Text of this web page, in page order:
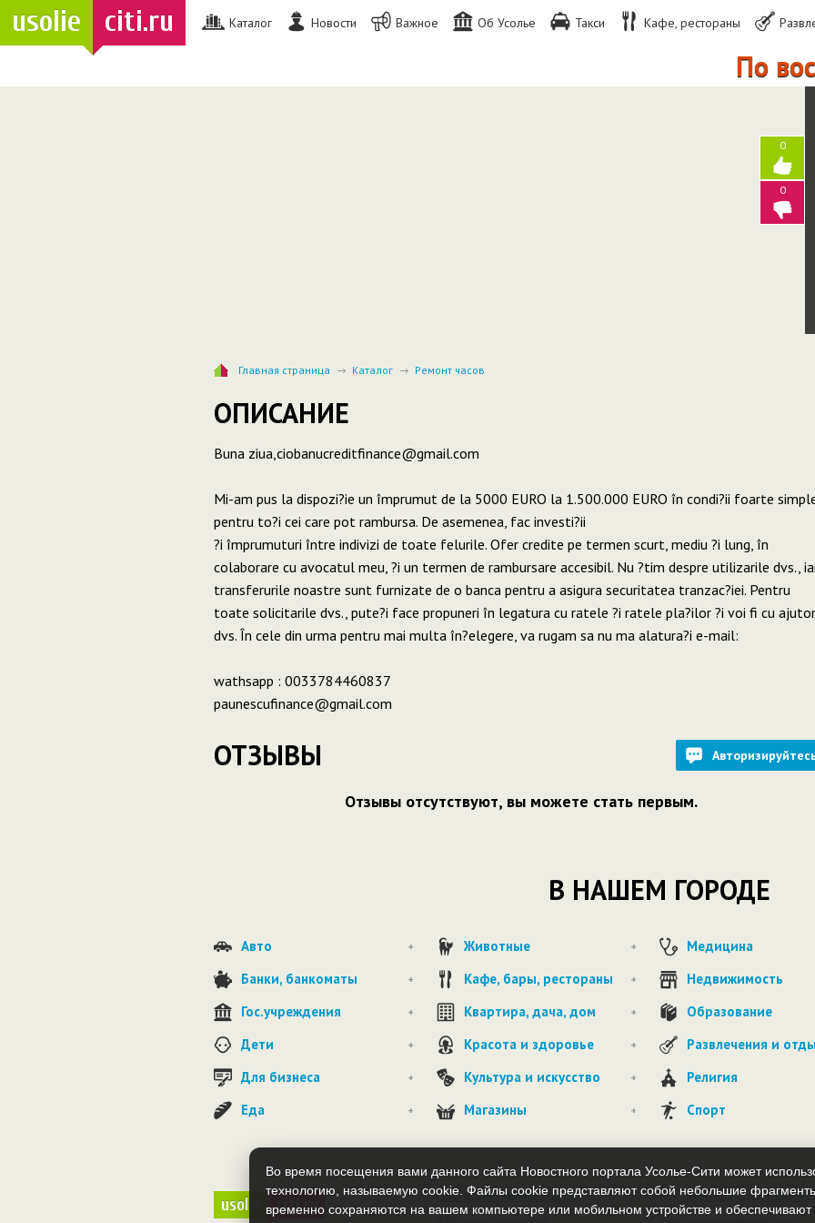
usolie citi.ru Каталог Новости Важное Об Усолье Такси Кафе, рестораны
По
0
0
Главная страница Каталог Ремонт часов
ОПИСАНИЕ
Buna ziua,ciobanucreditfinance@gmail.com
Mi-am pus la dispozi?ie un împrumut de la 5000 EURO la 1.500.000 EURO în condi?ii foarte
pentru to?i cei care pot rambursa. De asemenea, fac investi?ii
?i împrumuturi între indivizi de toate felurile. Ofer credite pe termen scurt, mediu ?i lung, în
colaborare cu avocatul meu, ?i un termen de rambursare accesibil. Nu ?tim despre utilizarile dvs.,
transferurile noastre sunt furnizate de o banca pentru a asigura securitatea tranzac?iei. Pentru
toate solicitarile dvs., pute?i face propuneri în legatura cu ratele ?i ratele pla?ilor ?i voi fi cu
dvs. În cele din urma pentru mai multa în?elegere, va rugam sa nu ma alatura?i e-mail:
wathsapp : 0033784460837
paunescufinance@gmail.com
ОТЗЫВЫ
Отзывы отсутствуют, вы можете стать первым.
В НАШЕМ ГОРОДЕ
Авто +
Банки, банкоматы +
Гос.учреждения +
Дети +
Для бизнеса +
Еда +
Животные +
Кафе, бары, рестораны +
Квартира, дача, дом +
Красота и здоровье +
Культура и искусство +
Магазины +
Медицина
Недвижимость
Образование
Развлечения и
Религия
Спорт
Во время посещения вами данного сайта Новостного портала Усолье-Сити может
технологию, называемую cookie. Файлы cookie представляют собой небольшие
временно сохраняются на вашем компьютере или мобильном устройстве и
usolie citi.ru
Последние комментарии
Как пользоваться usolie-siti